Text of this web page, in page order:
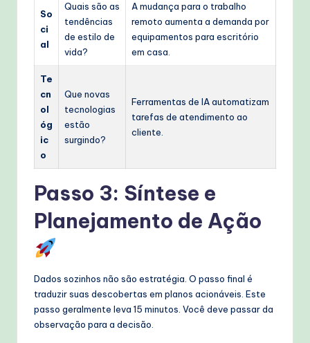
So
ci
al
Quais são as
tendências
de estilo de
vida?
A mudança para o trabalho
remoto aumenta a demanda por
equipamentos para escritório
em casa.
Te
cn
ol
óg
ic
o
Que novas
tecnologias
estão
surgindo?
Ferramentas de IA automatizam
tarefas de atendimento ao
cliente.
Passo 3: Síntese e
Planejamento de Ação
Dados sozinhos não são estratégia. O passo final é
traduzir suas descobertas em planos acionáveis. Este
passo geralmente leva 15 minutos. Você deve passar da
observação para a decisão.